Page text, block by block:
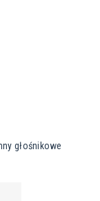
głośnikowe